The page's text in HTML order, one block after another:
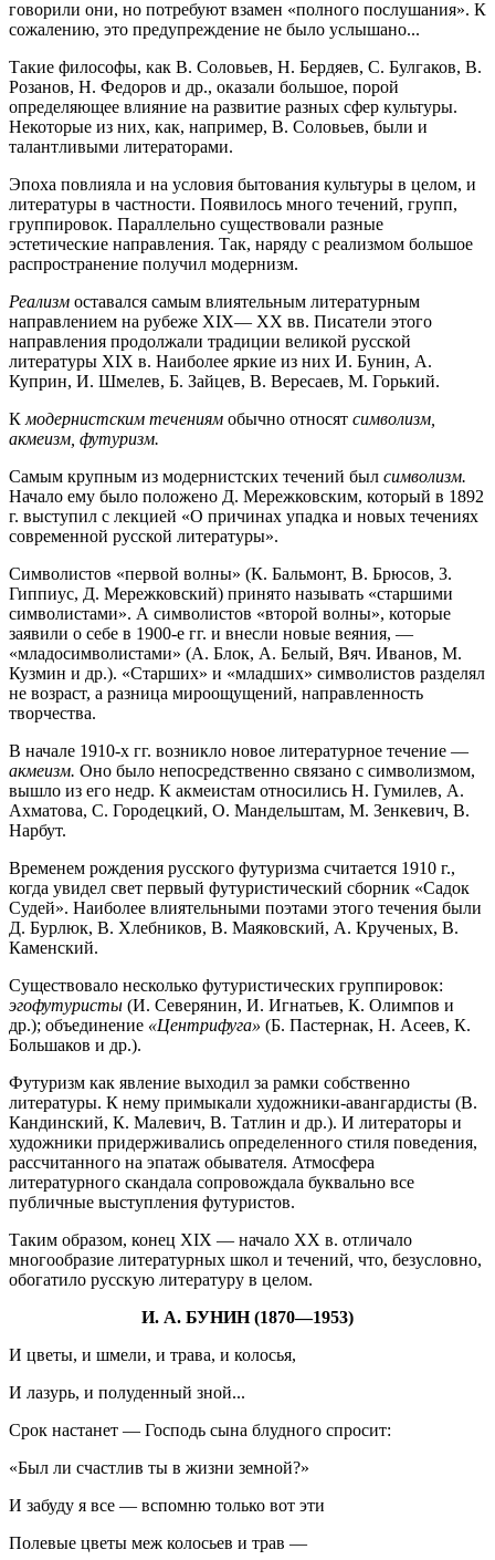
говорили они, но потребуют взамен «полного послушания». К
сожалению, это предупреждение не было услышано...
Такие философы, как В. Соловьев, Н. Бердяев, С. Булгаков, В.
Розанов, Н. Федоров и др., оказали большое, порой
определяющее влияние на развитие разных сфер культуры.
Некоторые из них, как, например, В. Соловьев, были и
талантливыми литераторами.
Эпоха повлияла и на условия бытования культуры в целом, и
литературы в частности. Появилось много течений, групп,
группировок. Параллельно существовали разные
эстетические направления. Так, наряду с реализмом большое
распространение получил модернизм.
Реализм оставался самым влиятельным литературным
направлением на рубеже XIX— XX вв. Писатели этого
направления продолжали традиции великой русской
литературы XIX в. Наиболее яркие из них И. Бунин, А.
Куприн, И. Шмелев, Б. Зайцев, В. Вересаев, М. Горький.
К модернистским течениям обычно относят символизм,
акмеизм, футуризм.
Самым крупным из модернистских течений был символизм.
Начало ему было положено Д. Мережковским, который в 1892
г. выступил с лекцией «О причинах упадка и новых течениях
современной русской литературы».
Символистов «первой волны» (К. Бальмонт, В. Брюсов, 3.
Гиппиус, Д. Мережковский) принято называть «старшими
символистами». А символистов «второй волны», которые
заявили о себе в 1900-е гг. и внесли новые веяния, —
«младосимволистами» (А. Блок, А. Белый, Вяч. Иванов, М.
Кузмин и др.). «Старших» и «младших» символистов разделял
не возраст, а разница мироощущений, направленность
творчества.
В начале 1910-х гг. возникло новое литературное течение —
акмеизм. Оно было непосредственно связано с символизмом,
вышло из его недр. К акмеистам относились Н. Гумилев, А.
Ахматова, С. Городецкий, О. Мандельштам, М. Зенкевич, В.
Нарбут.
Временем рождения русского футуризма считается 1910 г.,
когда увидел свет первый футуристический сборник «Садок
Судей». Наиболее влиятельными поэтами этого течения были
Д. Бурлюк, В. Хлебников, В. Маяковский, А. Крученых, В.
Каменский.
Существовало несколько футуристических группировок:
эгофутуристы (И. Северянин, И. Игнатьев, К. Олимпов и
др.); объединение «Центрифуга» (Б. Пастернак, Н. Асеев, К.
Большаков и др.).
Футуризм как явление выходил за рамки собственно
литературы. К нему примыкали художники-авангардисты (В.
Кандинский, К. Малевич, В. Татлин и др.). И литераторы и
художники придерживались определенного стиля поведения,
рассчитанного на эпатаж обывателя. Атмосфера
литературного скандала сопровождала буквально все
публичные выступления футуристов.
Таким образом, конец XIX — начало XX в. отличало
многообразие литературных школ и течений, что, безусловно,
обогатило русскую литературу в целом.
И. А. БУНИН(1870—1953)
И цветы, и шмели, и трава, и колосья,
И лазурь, и полуденный зной...
Срок настанет — Господь сына блудного спросит:
«Был ли счастлив ты в жизни земной?»
И забуду я все — вспомню только вот эти
Полевые цветы меж колосьев и трав —